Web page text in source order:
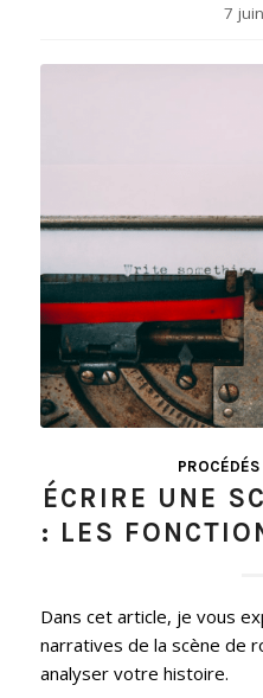
7
ÉCRIRE UNE
: LES
Dans cet article, je vous
narratives de la scène de
analyser votre histoire.